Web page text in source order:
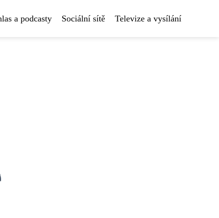
a podcasty Sociální sítě Televize a vysílání